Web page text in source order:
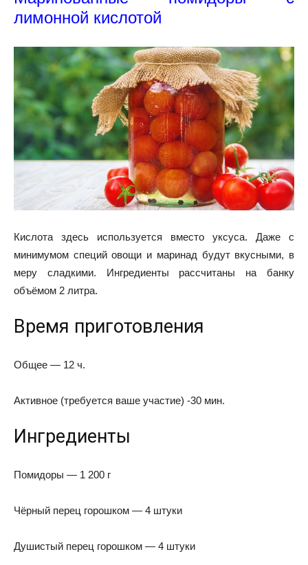
лимонной кислотой
Кислота здесь используется вместо уксуса. Даже с
минимумом специй овощи и маринад будут вкусными, в
меру сладкими. Ингредиенты рассчитаны на банку
объёмом 2 литра.
Время приготовления
Общее — 12 ч.
Активное (требуется ваше участие) -30 мин.
Ингредиенты
Помидоры — 1 200 г
Чёрный перец горошком — 4 штуки
Душистый перец горошком — 4 штуки